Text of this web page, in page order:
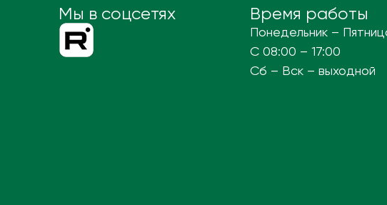
Мы в соцсетях Время работы
Понедельник –
С 08:00 – 17:00
Сб – Вск – выходной